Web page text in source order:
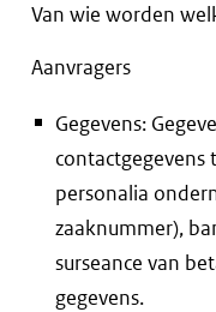
Van wie worden
Aanvragers
Gegevens:
personalia
zaaknummer),
surseance van
gegevens.